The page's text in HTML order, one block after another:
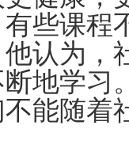
些课程
认为，
地学习
能随着